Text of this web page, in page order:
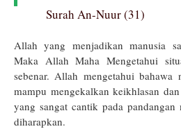
Surah An-Nuur (31)
Allah yang menjadikan manusia
Maka Allah Maha Mengetahui
sebenar. Allah mengetahui
mampu mengekalkan keikhlasan
yang sangat cantik pada
diharapkan.